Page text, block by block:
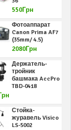
550Грн
Фотоаппарат
Canon Prima AF7
(35mm/ 4.5)
2080Грн
Держатель-
тройник
башмака AccPro
TBD-0418
Стойка-
журавель Visico
LS-5002